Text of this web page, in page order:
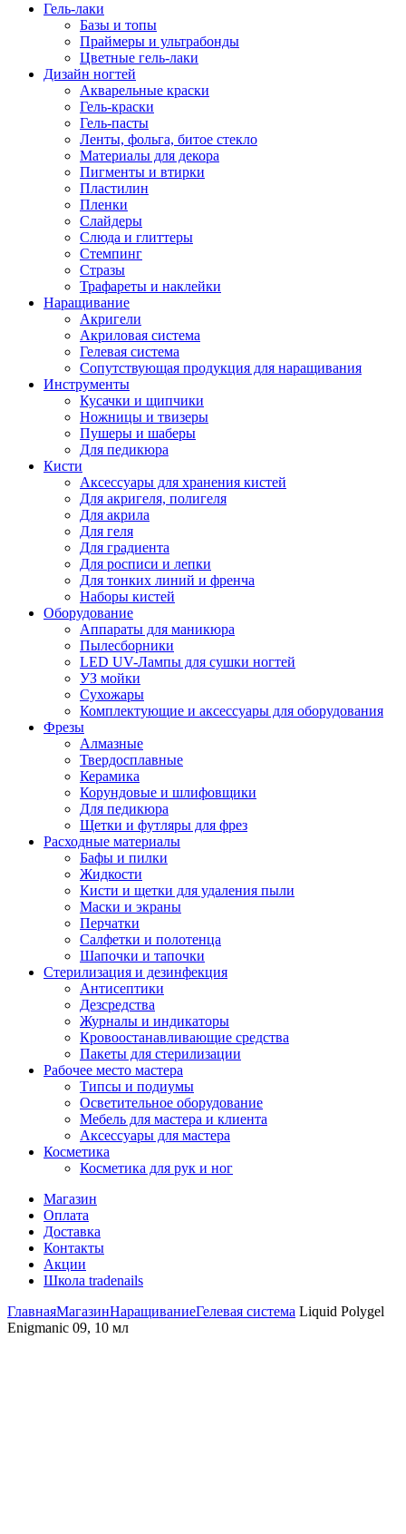
Гель-лаки
Базы и топы
Праймеры и ультрабонды
Цветные гель-лаки
Дизайн ногтей
Акварельные краски
Гель-краски
Гель-пасты
Ленты, фольга, битое стекло
Материалы для декора
Пигменты и втирки
Пластилин
Пленки
Слайдеры
Слюда и глиттеры
Стемпинг
Стразы
Трафареты и наклейки
Наращивание
Акригели
Акриловая система
Гелевая система
Сопутствующая продукция для наращивания
Инструменты
Кусачки и щипчики
Ножницы и твизеры
Пушеры и шаберы
Для педикюра
Кисти
Аксессуары для хранения кистей
Для акригеля, полигеля
Для акрила
Для геля
Для градиента
Для росписи и лепки
Для тонких линий и френча
Наборы кистей
Оборудование
Аппараты для маникюра
Пылесборники
LED UV-Лампы для сушки ногтей
УЗ мойки
Сухожары
Комплектующие и аксессуары для оборудования
Фрезы
Алмазные
Твердосплавные
Керамика
Корундовые и шлифовщики
Для педикюра
Щетки и футляры для фрез
Расходные материалы
Бафы и пилки
Жидкости
Кисти и щетки для удаления пыли
Маски и экраны
Перчатки
Салфетки и полотенца
Шапочки и тапочки
Стерилизация и дезинфекция
Антисептики
Дезсредства
Журналы и индикаторы
Кровоостанавливающие средства
Пакеты для стерилизации
Рабочее место мастера
Типсы и подиумы
Осветительное оборудование
Мебель для мастера и клиента
Аксессуары для мастера
Косметика
Косметика для рук и ног
Магазин
Оплата
Доставка
Контакты
Акции
Школа tradenails
ГлавнаяМагазинНаращиваниеГелевая система Liquid Polygel
Enigmanic 09, 10 мл